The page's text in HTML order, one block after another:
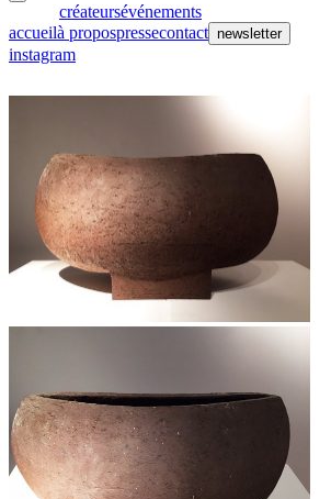
créateursévénements
accueilà propospressecontact newsletter
instagram